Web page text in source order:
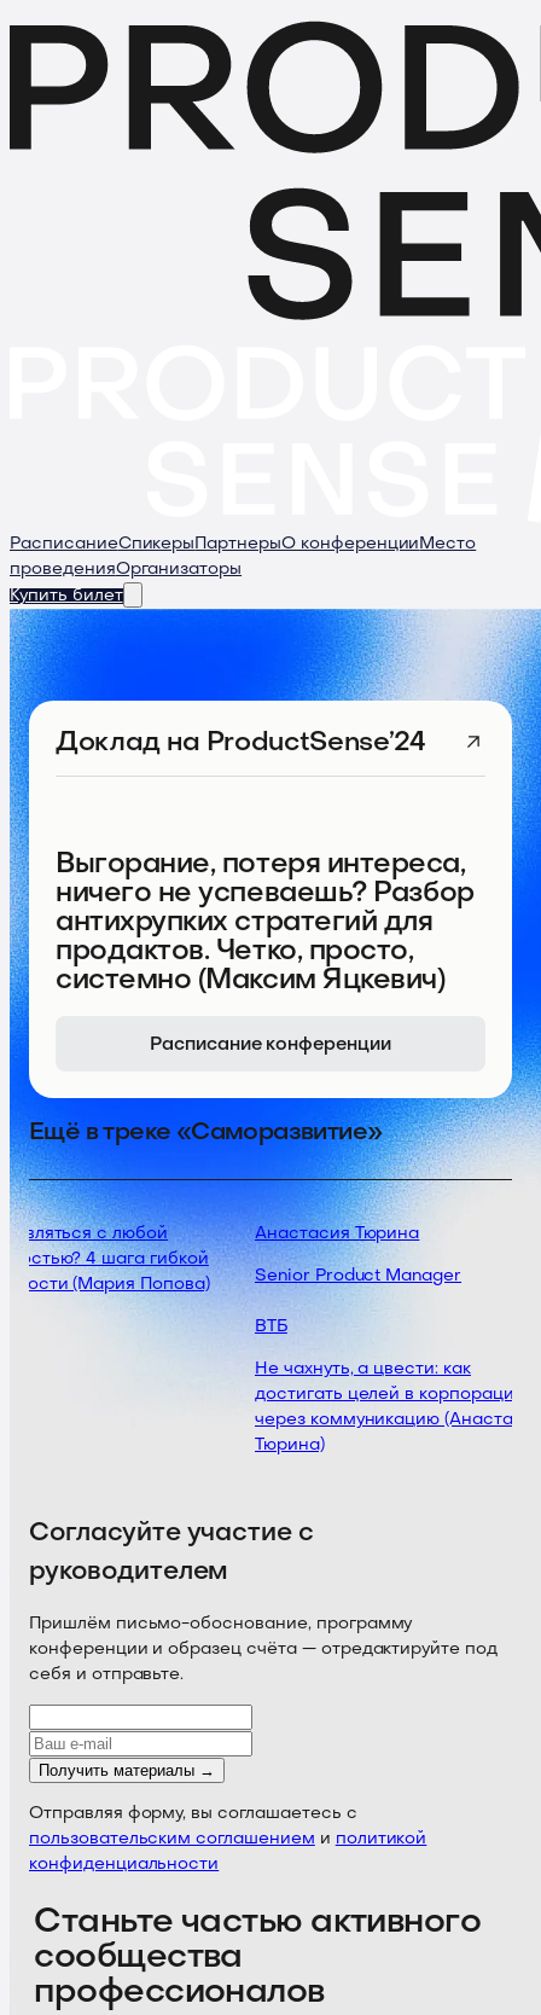
РасписаниеСпикеры ПартнерыО конференции Место
проведенияОрганизаторы
Купить билет
Доклад на ProductSense’24
Выгорание, потеря интереса,
ничего не успеваешь? Разбор
антихрупких стратегий для
продактов. Четко, просто,
системно (Максим Яцкевич)
Расписание конференции
Ещё в треке «Саморазвитие»
с любой
4 шага гибкой
(Мария Попова)
Анастасия Тюрина
Senior Product Manager
ВТБ
Не чахнуть, а цвести: как
достигать целей в корпорации
через коммуникацию (Анастасия
Тюрина)
Согласуйте участие с
руководителем
Пришлём письмо-обоснование, программу
конференции и образец счёта — отредактируйте под
себя и отправьте.
Получить материалы →
Отправляя форму, вы соглашаетесь с
пользовательским соглашением и политикой
конфиденциальности
Станьте частью активного
сообщества
профессионалов